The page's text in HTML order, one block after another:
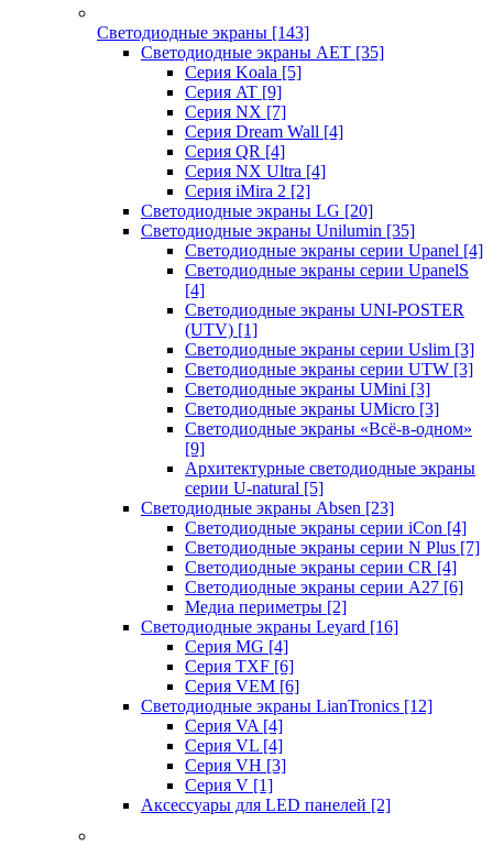
Светодиодные экраны [143]
Светодиодные экраны AET [35]
Cерия Koala [5]
Серия AT [9]
Серия NX [7]
Серия Dream Wall [4]
Серия QR [4]
Серия NX Ultra [4]
Серия iMira 2 [2]
Светодиодные экраны LG [20]
Светодиодные экраны Unilumin [35]
Светодиодные экраны серии Upanel [4]
Светодиодные экраны серии UpanelS
[4]
Светодиодные экраны UNI-POSTER
(UTV) [1]
Светодиодные экраны серии Uslim [3]
Светодиодные экраны серии UTW [3]
Светодиодные экраны UMini [3]
Светодиодные экраны UMicro [3]
Светодиодные экраны «Всё-в-одном»
[9]
Архитектурные светодиодные экраны
серии U-natural [5]
Светодиодные экраны Absen [23]
Светодиодные экраны серии iCon [4]
Светодиодные экраны серии N Plus [7]
Светодиодные экраны серии CR [4]
Светодиодные экраны серии А27 [6]
Медиа периметры [2]
Светодиодные экраны Leyard [16]
Серия MG [4]
Серия TXF [6]
Серия VEM [6]
Светодиодные экраны LianTronics [12]
Серия VA [4]
Серия VL [4]
Серия VH [3]
Серия V [1]
Аксессуары для LED панелей [2]